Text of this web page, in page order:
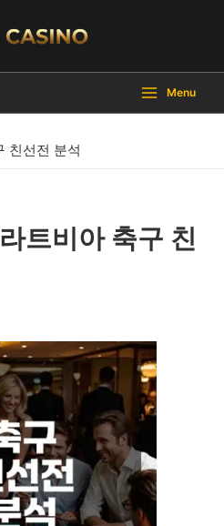
Menu
친선전 분석
트비아 축구 친